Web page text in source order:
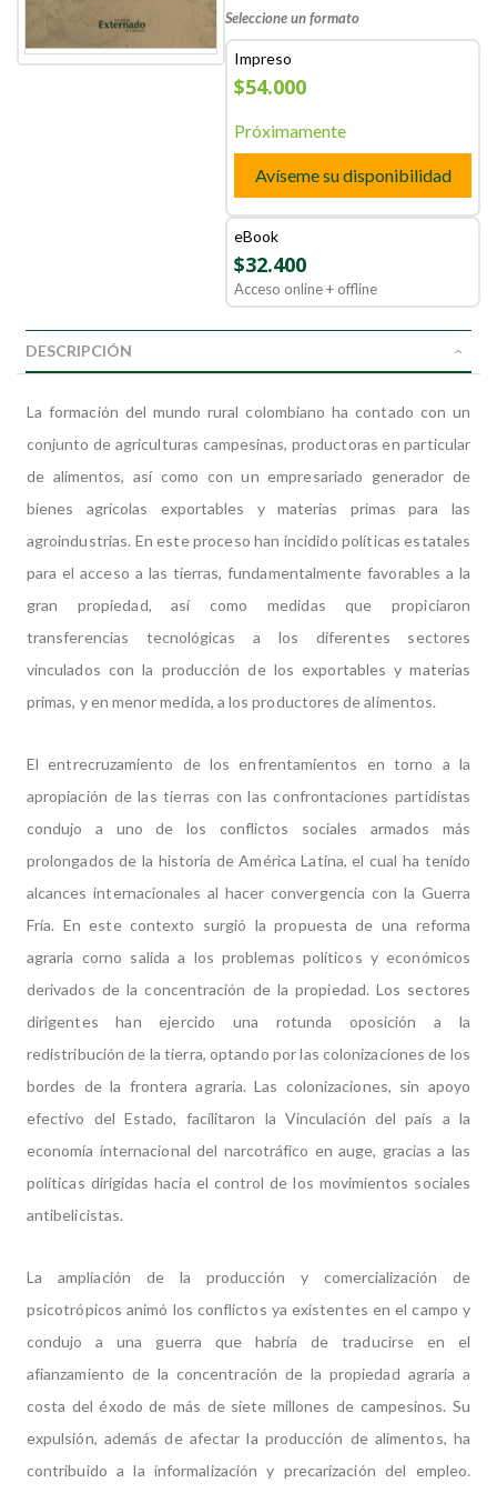
Seleccione un formato
Impreso
$54.000
Próximamente
Avíseme su disponibilidad
eBook
$32.400
Acceso online + offline
DESCRIPCIÓN
La formación del mundo rural colombiano ha contado con un
conjunto de agriculturas campesinas, productoras en particular
de alimentos, así como con un empresariado generador de
bienes agrícolas exportables y materias primas para las
agroindustrias. En este proceso han incidido políticas estatales
para el acceso a las tierras, fundamentalmente favorables a la
gran propiedad, así como medidas que propiciaron
transferencias tecnológicas a los diferentes sectores
vinculados con la producción de los exportables y materias
primas, y en menor medida, a los productores de alimentos.
El entrecruzamiento de los enfrentamientos en torno a la
apropiación de las tierras con las confrontaciones partidistas
condujo a uno de los conflictos sociales armados más
prolongados de la historia de América Latina, el cual ha tenido
alcances internacionales al hacer convergencia con la Guerra
Fría. En este contexto surgió la propuesta de una reforma
agraria corno salida a los problemas políticos y económicos
derivados de la concentración de la propiedad. Los sectores
dirigentes han ejercido una rotunda oposición a la
redistribución de la tierra, optando por las colonizaciones de los
bordes de la frontera agraria. Las colonizaciones, sin apoyo
efectivo del Estado, facilitaron la Vinculación del país a la
economía internacional del narcotráfico en auge, gracias a las
políticas dirigidas hacia el control de los movimientos sociales
antibelicistas.
La ampliación de la producción y comercialización de
psicotrópicos animó los conflictos ya existentes en el campo y
condujo a una guerra que habría de traducirse en el
afianzamiento de la concentración de la propiedad agraria a
costa del éxodo de más de siete millones de campesinos. Su
expulsión, además de afectar la producción de alimentos, ha
contribuido a la informalización y precarización del empleo.